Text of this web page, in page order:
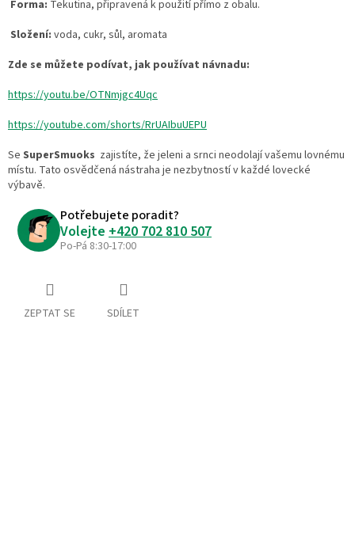
Forma: Tekutina, připravená k použití přímo z obalu.
Složení: voda, cukr, sůl, aromata
Zde se můžete podívat, jak používat návnadu:
https://youtu.be/OTNmjgc4Uqc
https://youtube.com/shorts/RrUAIbuUEPU
Se SuperSmuoks zajistíte, že jeleni a srnci neodolají vašemu lovnému
místu. Tato osvědčená nástraha je nezbytností v každé lovecké
výbavě.
Potřebujete poradit?
Volejte +420 702 810 507
Po-Pá 8:30-17:00
ZEPTAT SE SDÍLET